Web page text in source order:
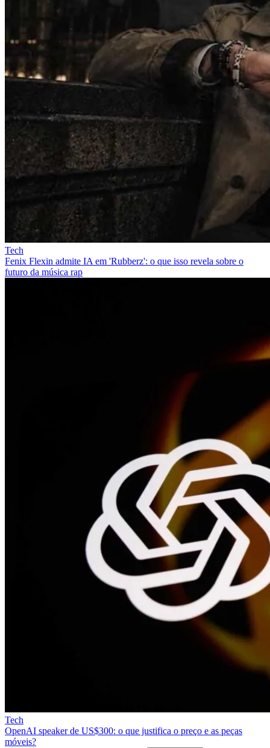
Tech
Fenix Flexin admite IA em 'Rubberz': o que isso revela sobre o
futuro da música rap
Tech
OpenAI speaker de US$300: o que justifica o preço e as peças
móveis?